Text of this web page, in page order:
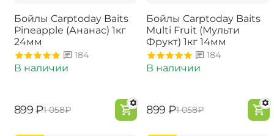
Бойлы Carptoday Baits
Pineapple (Ананас) 1кг
24мм
184
В наличии
‍899‍ ₽‍1 058‍₽
Бойлы Carptoday Baits
Multi Fruit (Мульти
Фрукт) 1кг 14мм
184
В наличии
‍899‍ ₽‍1 058‍₽